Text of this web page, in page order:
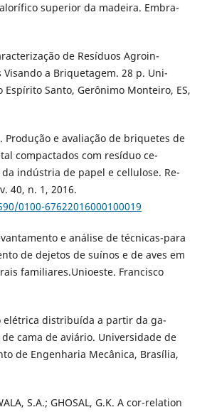
superior da madeira. Embra-
de Resíduos Agroin-
a Briquetagem. 28 p. Uni-
Espírito Santo, Gerônimo Monteiro, ES,
Produção e avaliação de briquetes de
compactados com resíduo ce-
indústria de papel e cellulose. Re-
40, n. 1, 2016.
0100-67622016000100019
e análise de técnicas-para
de dejetos de suínos e de aves em
familiares.Unioeste. Francisco
elétrica distribuída a partir da ga-
cama de aviário. Universidade de
de Engenharia Mecânica, Brasília,
S.A.; GHOSAL, G.K. A cor-relation